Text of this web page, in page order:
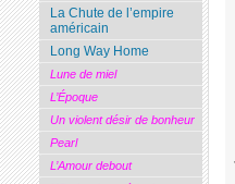
La Chute de l’empire
américain
Long Way Home
Lune de miel
L’Époque
Un violent désir de bonheur
Pearl
L’Amour debout